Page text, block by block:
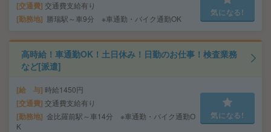
交通費 交通費支給有り
勤務地 勝瑞駅～車9分 ※車通勤・バイク通勤OK
気になる!
高時給！車通勤OK！土日休み！日勤のお仕事！検査業務
など[派遣]
給 与 時給1450円
交通費 交通費支給有り
勤務地 金比羅前駅～車14分 ※車通勤・バイク通勤O
K
気になる!